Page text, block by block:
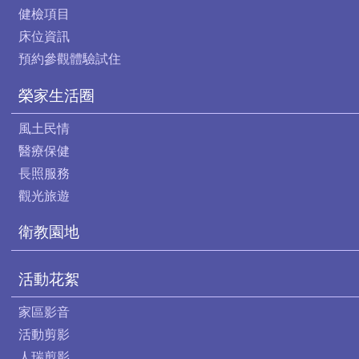
健檢項目
床位資訊
預約參觀體驗試住
榮家生活圈
風土民情
醫療保健
長照服務
觀光旅遊
衛教園地
活動花絮
家區影音
活動剪影